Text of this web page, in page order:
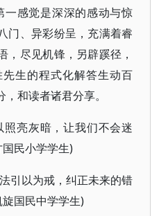
一感觉是深深的感动与惊
门、异彩纷呈，充满着睿
，尽见机锋，另辟蹊径，
生的程式化解答生动百
和读者诸君分享。
照亮灰暗，让我们不会迷
民小学学生)
引以为戒，纠正未来的错
国民中学学生)